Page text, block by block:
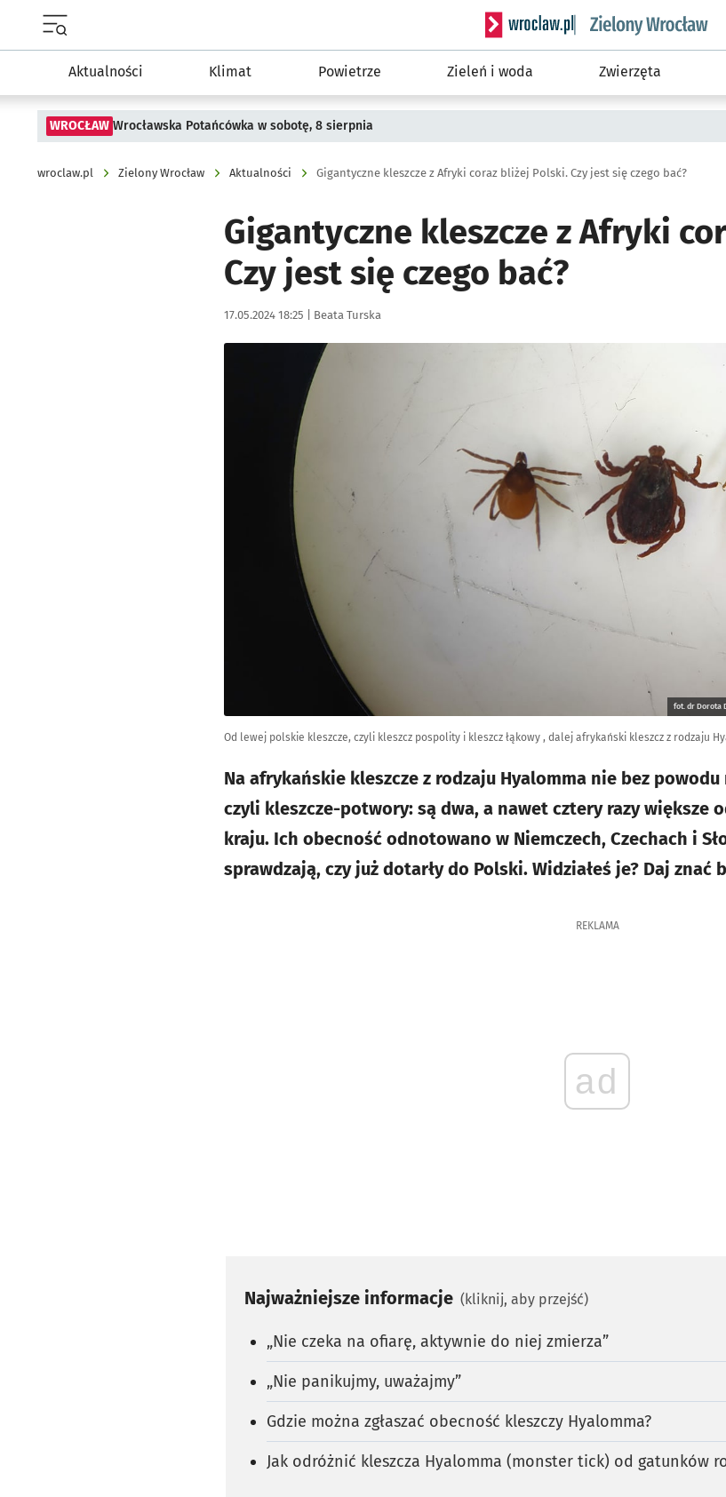
Serwis informacyjny wroclaw.pl
Aktualności Klimat Powietrze Zieleń i woda Zwierzęta
WROCŁAW Wrocławska Potańcówka w sobotę, 8 sierpnia
wroclaw.pl Zielony Wrocław Aktualności Gigantyczne kleszcze z Afryki coraz bliżej Polski. Czy jest się czego bać?
Gigantyczne kleszcze z Afryki
Czy jest się czego bać?
Data publikacji:
17.05.2024 18:25 | Autor:
Beata Turska
Kliknij, aby powiększyć
fot. dr Dorota
Od lewej polskie kleszcze, czyli kleszcz pospolity i kleszcz łąkowy , dalej afrykański kleszcz z rodzaju
Na afrykańskie kleszcze z rodzaju Hyalomma nie bez
czyli kleszcze-potwory: są dwa, a nawet cztery razy większe
kraju. Ich obecność odnotowano w Niemczech, Czechach i
sprawdzają, czy już dotarły do Polski. Widziałeś je? Daj znać
REKLAMA
ad
Najważniejsze informacje (kliknij, aby przejść)
„Nie czeka na ofiarę, aktywnie do niej zmierza”
„Nie panikujmy, uważajmy”
Gdzie można zgłaszać obecność kleszczy Hyalomma?
Jak odróżnić kleszcza Hyalomma (monster tick) od gatunków